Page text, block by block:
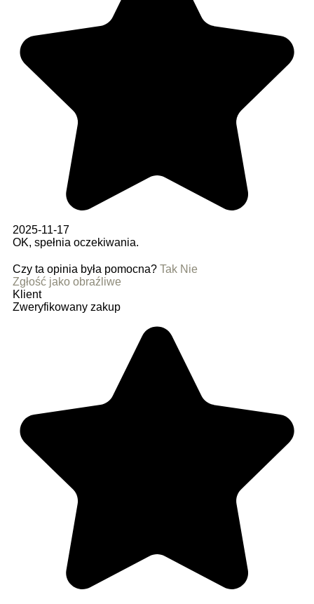
2025-11-17
OK, spełnia oczekiwania.
Czy ta opinia była pomocna? Tak Nie
Zgłość jako obraźliwe
Klient
Zweryfikowany zakup